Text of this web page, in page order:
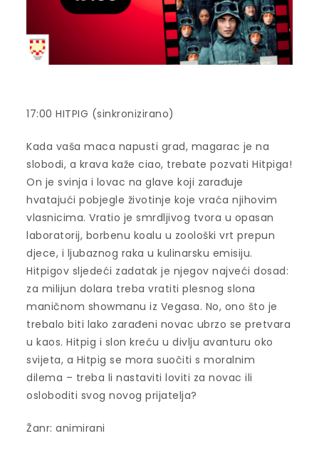
17:00 HITPIG (sinkronizirano)
Kada vaša maca napusti grad, magarac je na
slobodi, a krava kaže ciao, trebate pozvati Hitpiga!
On je svinja i lovac na glave koji zarađuje
hvatajući pobjegle životinje koje vraća njihovim
vlasnicima. Vratio je smrdljivog tvora u opasan
laboratorij, borbenu koalu u zoološki vrt prepun
djece, i ljubaznog raka u kulinarsku emisiju.
Hitpigov sljedeći zadatak je njegov najveći dosad:
za milijun dolara treba vratiti plesnog slona
maničnom showmanu iz Vegasa. No, ono što je
trebalo biti lako zarađeni novac ubrzo se pretvara
u kaos. Hitpig i slon kreću u divlju avanturu oko
svijeta, a Hitpig se mora suočiti s moralnim
dilema – treba li nastaviti loviti za novac ili
osloboditi svog novog prijatelja?
Žanr: animirani